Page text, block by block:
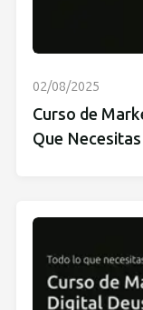
02/08/2025
Curso de
Que